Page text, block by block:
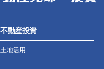
不動産投資
土地活用